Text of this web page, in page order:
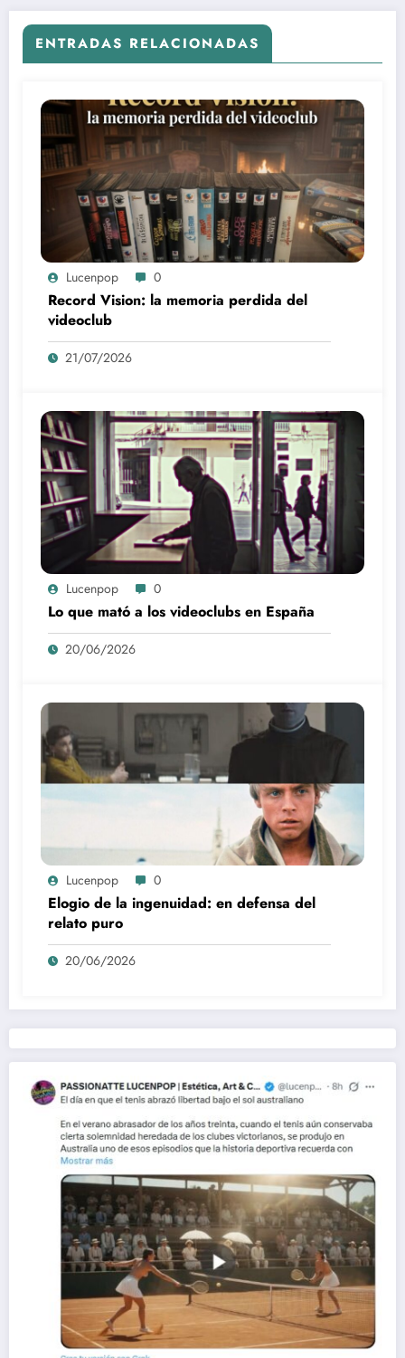
ENTRADAS RELACIONADAS
Lucenpop 0
Record Vision: la memoria perdida del
videoclub
21/07/2026
Lucenpop 0
Lo que mató a los videoclubs en España
20/06/2026
Lucenpop 0
Elogio de la ingenuidad: en defensa del
relato puro
20/06/2026